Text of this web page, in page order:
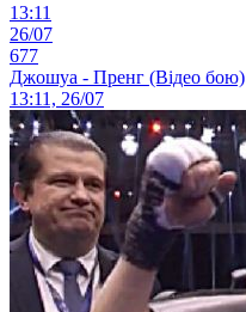
13:11
26/07
677
Джошуа - Пренг (Відео бою)
13:11, 26/07